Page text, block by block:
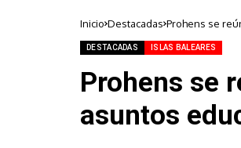
Inicio Destacadas Prohens se
DESTACADAS ISLAS BALEARES
Prohens se
asuntos